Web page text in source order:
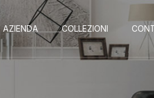
AZIENDA COLLEZIONI